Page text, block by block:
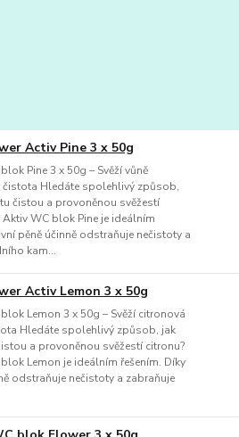
Activ Pine 3 x 50g
Pine 3 x 50g – Svěží vůně
Hledáte spolehlivý způsob,
čistou a provoněnou svěžestí
Aktiv WC blok Pine je ideálním
pěně účinně odstraňuje nečistoty a
kam...
Activ Lemon 3 x 50g
Lemon 3 x 50g – Svěží citronová
Hledáte spolehlivý způsob, jak
a provoněnou svěžestí citronu?
Lemon je ideálním řešením. Díky
odstraňuje nečistoty a zabraňuje